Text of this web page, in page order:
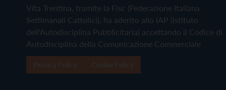
Vita Trentina, tramite la Fisc (Federazione Italiana
Settimanali Cattolici), ha aderito allo IAP (Istituto
dell'Autodisciplina Pubblicitaria) accettando il Codice di
Autodisciplina della Comunicazione Commerciale